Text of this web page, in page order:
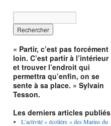
« Partir, c’est pas forcément
loin. C’est partir à l’intérieur
et trouver l’endroit qui
permettra qu’enfin, on se
sente à sa place. » Sylvain
Tesson.
Les derniers articles publiés
L’activité « écolière » des Marins du